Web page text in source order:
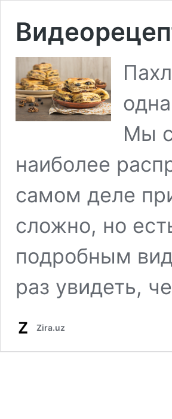
Мы
наиболее
самом деле
сложно, но
подробным
раз увидеть,
Zira.uz